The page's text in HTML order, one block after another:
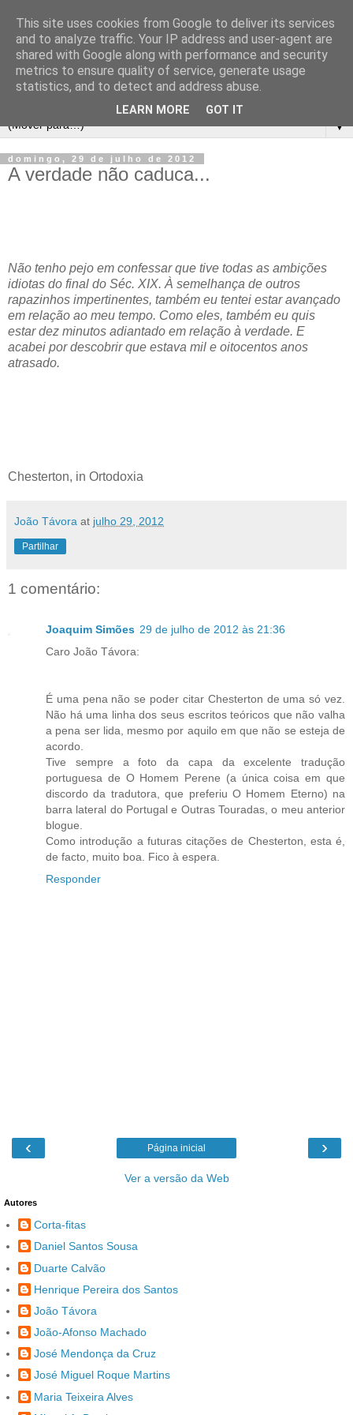
▼
domingo, 29 de julho de 2012
A verdade não caduca...
Não tenho pejo em confessar que tive todas as ambições
idiotas do final do Séc. XIX. À semelhança de outros
rapazinhos impertinentes, também eu tentei estar avançado
em relação ao meu tempo. Como eles, também eu quis
estar dez minutos adiantado em relação à verdade. E
acabei por descobrir que estava mil e oitocentos anos
atrasado.
Chesterton, in Ortodoxia
João Távora at julho 29, 2012
Partilhar
1 comentário:
Joaquim Simões 29 de julho de 2012 às 21:36
Caro João Távora:
É uma pena não se poder citar Chesterton de uma só vez.
Não há uma linha dos seus escritos teóricos que não valha
a pena ser lida, mesmo por aquilo em que não se esteja de
acordo.
Tive sempre a foto da capa da excelente tradução
portuguesa de O Homem Perene (a única coisa em que
discordo da tradutora, que preferiu O Homem Eterno) na
barra lateral do Portugal e Outras Touradas, o meu anterior
blogue.
Como introdução a futuras citações de Chesterton, esta é,
de facto, muito boa. Fico à espera.
Responder
‹ ›
Página inicial
Ver a versão da Web
Autores
Corta-fitas
Daniel Santos Sousa
Duarte Calvão
Henrique Pereira dos Santos
João Távora
João-Afonso Machado
José Mendonça da Cruz
José Miguel Roque Martins
Maria Teixeira Alves
This site uses cookies from Google to deliver its services
and to analyze traffic. Your IP address and user-agent are
shared with Google along with performance and security
metrics to ensure quality of service, generate usage
statistics, and to detect and address abuse.
LEARN MORE GOT IT